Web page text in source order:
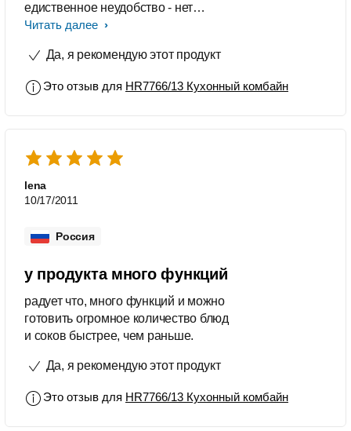
едиственное неудобство - нет
хорошей системы хранения мелких
Читать далее
Да, я рекомендую этот продукт
Это отзыв для HR7766/13 Кухонный комбайн
lena
10/17/2011
Россия
у продукта много функций
радует что, много функций и можно
готовить огромное количество блюд
и соков быстрее, чем раньше.
Да, я рекомендую этот продукт
Это отзыв для HR7766/13 Кухонный комбайн